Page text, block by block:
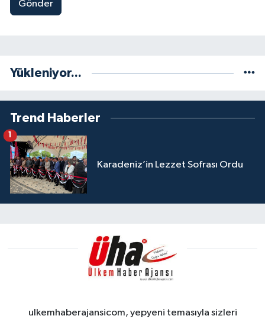
Gönder
Yükleniyor...
Trend Haberler
Karadeniz’in Lezzet Sofrası Ordu
ulkemhaberajansicom, yepyeni temasıyla sizleri